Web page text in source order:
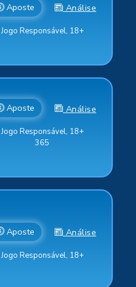
Aposte Análise
Jogo Responsável, 18+
Aposte Análise
Jogo Responsável, 18+
365
Aposte Análise
Jogo Responsável, 18+